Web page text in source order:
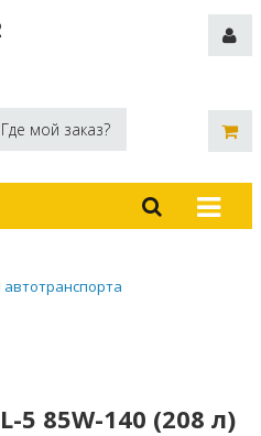
Где мой заказ?
5 85W-140 (208 л)